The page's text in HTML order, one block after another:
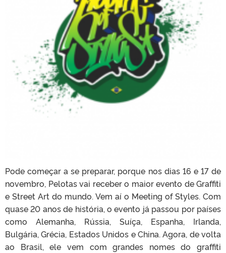
Pode começar a se preparar, porque nos dias 16 e 17 de
novembro, Pelotas vai receber o maior evento de Graffiti
e Street Art do mundo. Vem aí o Meeting of Styles. Com
quase 20 anos de história, o evento já passou por países
como Alemanha, Rússia, Suíça, Espanha, Irlanda,
Bulgária, Grécia, Estados Unidos e China. Agora, de volta
ao Brasil, ele vem com grandes nomes do graffiti